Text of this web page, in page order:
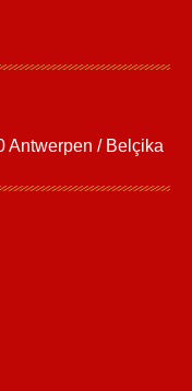
Antwerpen / Belçika